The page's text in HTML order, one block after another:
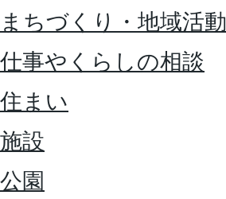
まちづくり・地域活動
仕事やくらしの相談
住まい
施設
公園